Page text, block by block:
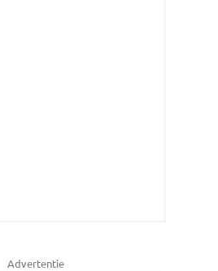
Advertentie